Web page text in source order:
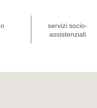
servizi socio-
assistenziali